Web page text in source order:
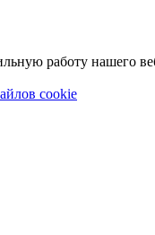
работу нашего
cookie